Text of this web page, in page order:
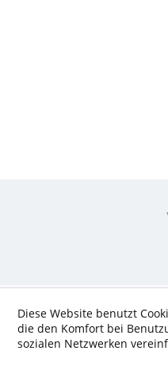
Diese Website benutzt
die den Komfort bei
sozialen Netzwerken